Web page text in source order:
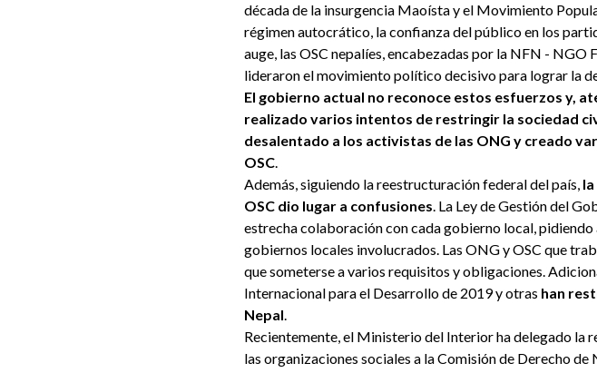
década de la insurgencia Maoísta y el Movimiento
régimen autocrático, la confianza del público en los
auge, las OSC nepalíes, encabezadas por la NFN -
lideraron el movimiento político decisivo para lograr la
El gobierno actual no reconoce estos esfuerzos y,
realizado varios intentos de restringir la sociedad
desalentado a los activistas de las ONG y creado
OSC.
Además, siguiendo la reestructuración federal del país,
OSC dio lugar a confusiones. La Ley de Gestión del
estrecha colaboración con cada gobierno local,
gobiernos locales involucrados. Las ONG y OSC que
que someterse a varios requisitos y obligaciones.
Internacional para el Desarrollo de 2019 y otras han
Nepal.
Recientemente, el Ministerio del Interior ha delegado la
las organizaciones sociales a la Comisión de Derecho